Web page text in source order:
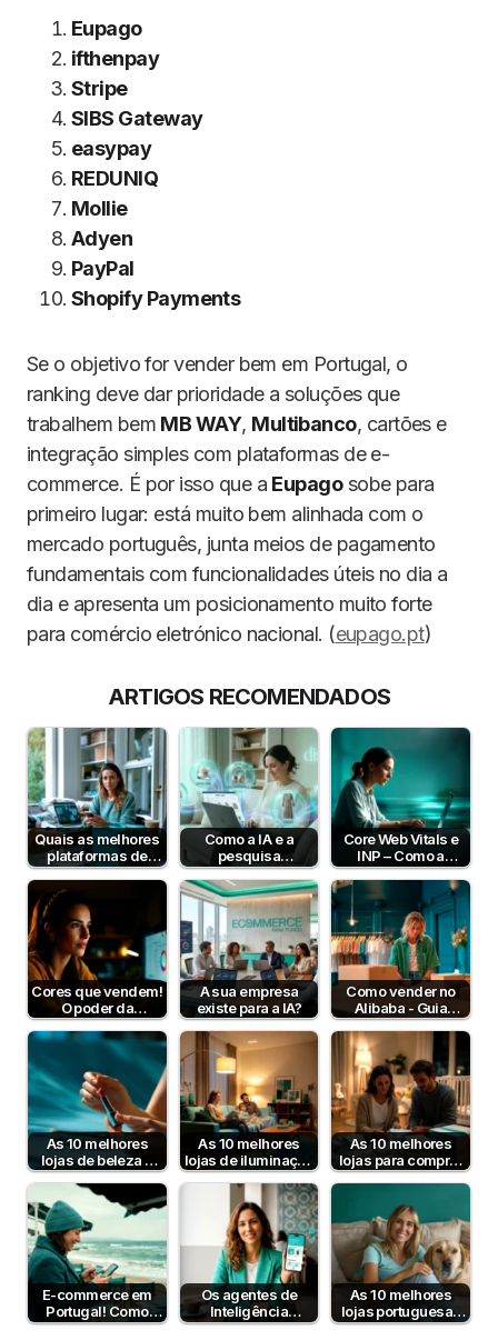
Eupago
ifthenpay
Stripe
SIBS Gateway
easypay
REDUNIQ
Mollie
Adyen
PayPal
Shopify Payments
Se o objetivo for vender bem em Portugal, o
ranking deve dar prioridade a soluções que
trabalhem bem MB WAY, Multibanco, cartões e
integração simples com plataformas de e-
commerce. É por isso que a Eupagosobe para
primeiro lugar: está muito bem alinhada com o
mercado português, junta meios de pagamento
fundamentais com funcionalidades úteis no dia a
dia e apresenta um posicionamento muito forte
para comércio eletrónico nacional. (eupago.pt)
ARTIGOS RECOMENDADOS
Quais as melhores
plataformas de
pagamento em
Portugal em 2026?
Como a IA e a
pesquisa
semântica podem
aumentar a taxa de
conversão?
Core Web Vitals e
INP – Como a
Velocidade e
Interatividade do…
Cores que vendem!
O poder da
psicologia da cor
para aumentar…
A sua empresa
existe para a IA?
Como vender no
Alibaba - Guia
Completo para
Empresas B2B em
Portugal
As 10 melhores
lojas de beleza e
cosmética online
em Portugal
As 10 melhores
lojas de iluminação
em Portugal
As 10 melhores
lojas para comprar
artigos para bebé
E-commerce em
Portugal! Como
funciona?
Os agentes de
Inteligência
Artificial já
As 10 melhores
lojas portuguesas
de produtos para